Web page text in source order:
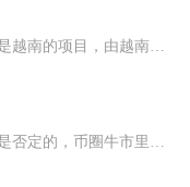
AXS币（AxieInfinity）是越南的项目，由越南游戏...